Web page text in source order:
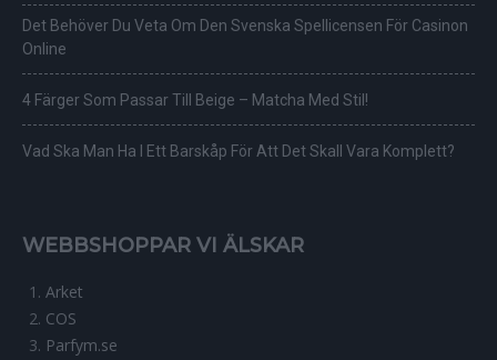
Det Behöver Du Veta Om Den Svenska Spellicensen För Casinon
Online
4 Färger Som Passar Till Beige – Matcha Med Stil!
Vad Ska Man Ha I Ett Barskåp För Att Det Skall Vara Komplett?
WEBBSHOPPAR VI ÄLSKAR
Arket
COS
Parfym.se